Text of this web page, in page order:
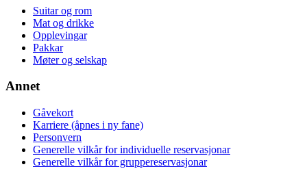
Suitar og rom
Mat og drikke
Opplevingar
Pakkar
Møter og selskap
Annet
Gåvekort
Karriere (åpnes i ny fane)
Personvern
Generelle vilkår for individuelle reservasjonar
Generelle vilkår for gruppereservasjonar